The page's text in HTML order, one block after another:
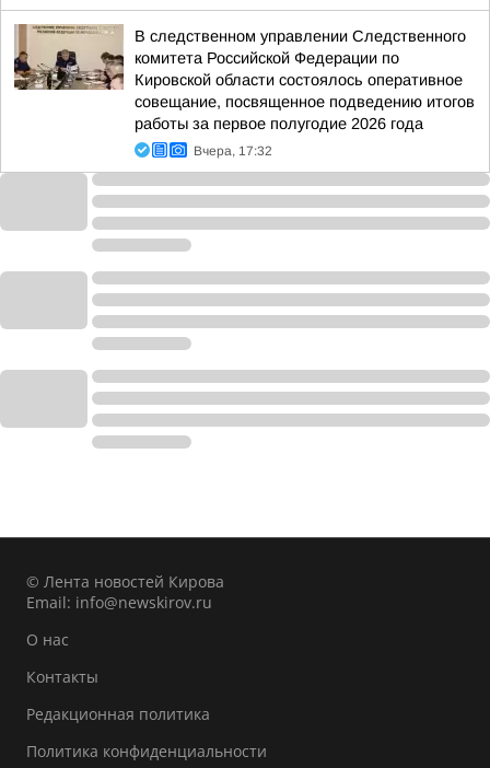
В следственном управлении Следственного
комитета Российской Федерации по
Кировской области состоялось оперативное
совещание, посвященное подведению итогов
работы за первое полугодие 2026 года
Вчера, 17:32
© Лента новостей Кирова
Email: info@newskirov.ru
О нас
Контакты
Редакционная политика
Политика конфиденциальности